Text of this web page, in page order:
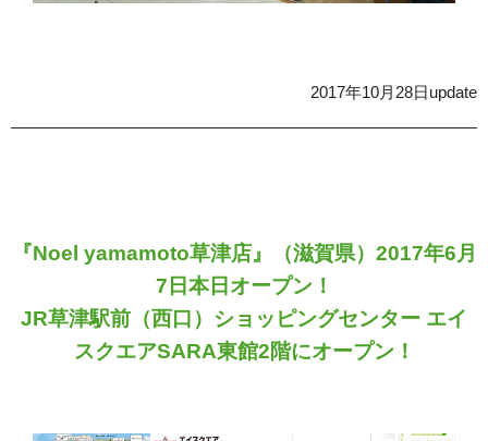
2017年10月28日update
『Noel yamamoto草津店』（滋賀県）2017年6月
7日本日オープン！
JR草津駅前（西口）ショッピングセンター エイ
スクエアSARA東館2階にオープン！